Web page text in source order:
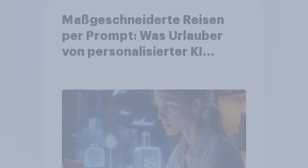
Maßgeschneiderte Reisen
per Prompt: Was Urlauber
von personalisierter KI
bereits genutzt werden